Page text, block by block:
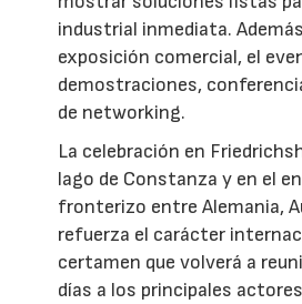
industrial inmediata.
exposición comercial, el
demostraciones,
de networking.
La celebración en
lago de Constanza y en el
fronterizo entre Alemania,
refuerza el carácter
certamen que volverá a
días a los principales